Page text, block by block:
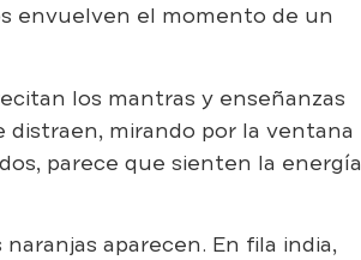
envuelven el momento de un
los mantras y enseñanzas
distraen, mirando por la ventana
parece que sienten la energía
aparecen. En fila india,